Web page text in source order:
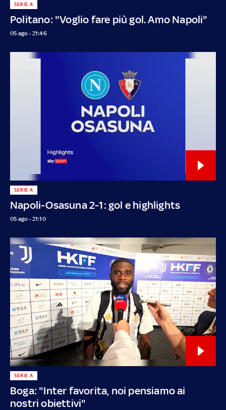
Politano: "Voglio fare più gol. Amo Napoli"
SERIE A
05 ago - 21:46
Napoli-Osasuna 2-1: gol e highlights
SERIE A
05 ago - 21:10
Boga: "Inter favorita, noi pensiamo ai
nostri obiettivi"
SERIE A